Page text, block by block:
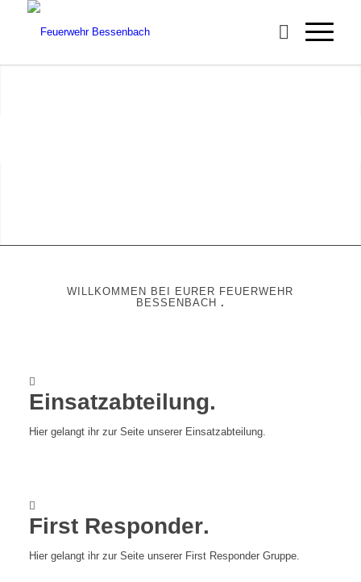
WILLKOMMEN BEI EURER FEUERWEHR
BESSENBACH .
Einsatzabteilung.
Hier gelangt ihr zur Seite unserer Einsatzabteilung.
First Responder.
Hier gelangt ihr zur Seite unserer First Responder Gruppe.